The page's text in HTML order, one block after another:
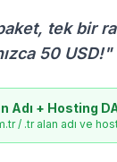
tek bir
50 USD!"
Adı + Hosting
/ .tr alan adı ve